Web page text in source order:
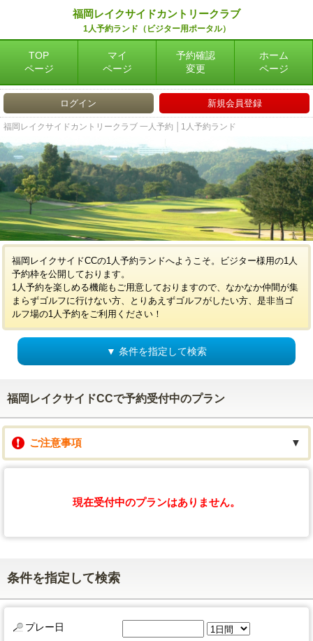
福岡レイクサイドカントリークラブ
1人予約ランド（ビジター用ポータル）
TOP
ページ
マイ
ページ
予約確認
変更
ホーム
ページ
ログイン 新規会員登録
福岡レイクサイドカントリークラブ 一人予約 │1人予約ランド
福岡レイクサイドCCの1人予約ランドへようこそ。ビジター様用の1人
予約枠を公開しております。
1人予約を楽しめる機能もご用意しておりますので、なかなか仲間が集
まらずゴルフに行けない方、とりあえずゴルフがしたい方、是非当ゴ
ルフ場の1人予約をご利用ください！
▼ 条件を指定して検索
福岡レイクサイドCCで予約受付中のプラン
ご注意事項 ▼
現在受付中のプランはありません。
条件を指定して検索
プレー日